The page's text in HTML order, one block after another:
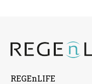
REGEnLIFE